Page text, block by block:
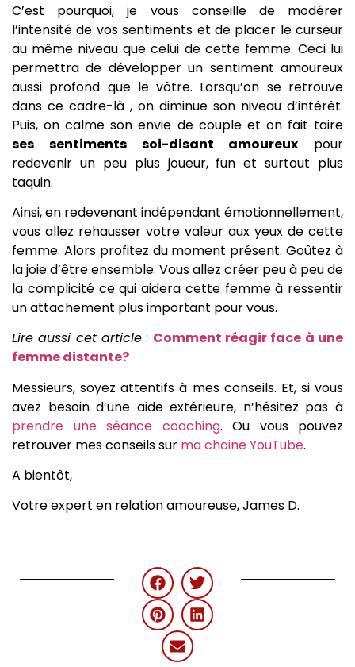
C’est pourquoi, je vous conseille de modérer
l’intensité de vos sentiments et de placer le curseur
au même niveau que celui de cette femme. Ceci lui
permettra de développer un sentiment amoureux
aussi profond que le vôtre. Lorsqu’on se retrouve
dans ce cadre-là , on diminue son niveau d’intérêt.
Puis, on calme son envie de couple et on fait taire
ses sentiments soi-disant amoureux pour
redevenir un peu plus joueur, fun et surtout plus
taquin.
Ainsi, en redevenant indépendant émotionnellement,
vous allez rehausser votre valeur aux yeux de cette
femme. Alors profitez du moment présent. Goûtez à
la joie d’être ensemble. Vous allez créer peu à peu de
la complicité ce qui aidera cette femme à ressentir
un attachement plus important pour vous.
Lire aussi cet article : Comment réagir face à une
femme distante?
Messieurs, soyez attentifs à mes conseils. Et, si vous
avez besoin d’une aide extérieure, n’hésitez pas à
prendre une séance coaching. Ou vous pouvez
retrouver mes conseils sur ma chaine YouTube.
A bientôt,
Votre expert en relation amoureuse, James D.